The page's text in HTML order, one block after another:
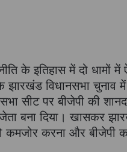
के इतिहास में दो धामों
विधानसभा चुनाव
सीट पर बीजेपी की
बना दिया। खासकर
करना और बीजेपी